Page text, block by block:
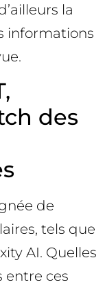
la
informations
des
de
tels que
AI. Quelles
entre ces